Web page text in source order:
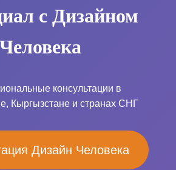
с Дизайном
Человека
консультации в
Кыргызстане и странах СНГ
Дизайн Человека